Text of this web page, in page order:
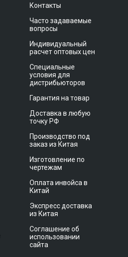
Контакты
Часто задаваемые
вопросы
Индивидуальный
расчет оптовых цен
Специальные
условия для
дистрибьюторов
Гарантия на товар
Доставка в любую
точку РФ
Производство под
заказ из Китая
Изготовление по
чертежам
Оплата инвойса в
Китай
Экспресс доставка
из Китая
Соглашение об
использовании
сайта